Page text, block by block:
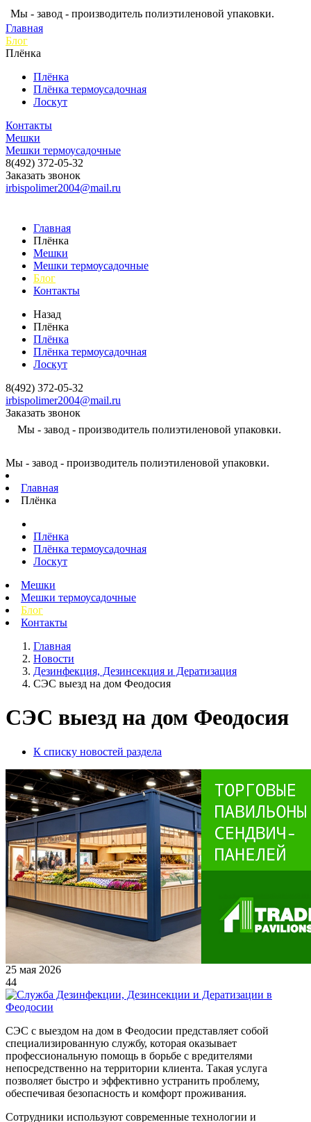
Мы - завод - производитель полиэтиленовой упаковки.
Главная
Блог
Плёнка
Плёнка
Плёнка термоусадочная
Лоскут
Контакты
Мешки
Мешки термоусадочные
8(492) 372-05-32
Заказать звонок
irbispolimer2004@mail.ru
Главная
Плёнка
Мешки
Мешки термоусадочные
Блог
Контакты
Назад
Плёнка
Плёнка
Плёнка термоусадочная
Лоскут
8(492) 372-05-32
irbispolimer2004@mail.ru
Заказать звонок
Мы - завод - производитель полиэтиленовой упаковки.
Мы - завод - производитель полиэтиленовой упаковки.
Главная
Плёнка
Плёнка
Плёнка термоусадочная
Лоскут
Мешки
Мешки термоусадочные
Блог
Контакты
Главная
Новости
Дезинфекция, Дезинсекция и Дератизация
СЭС выезд на дом Феодосия
СЭС выезд на дом Феодосия
К списку новостей раздела
25 мая 2026
44
СЭС с выездом на дом в Феодосии представляет собой
специализированную службу, которая оказывает
профессиональную помощь в борьбе с вредителями
непосредственно на территории клиента. Такая услуга
позволяет быстро и эффективно устранить проблему,
обеспечивая безопасность и комфорт проживания.
Сотрудники используют современные технологии и